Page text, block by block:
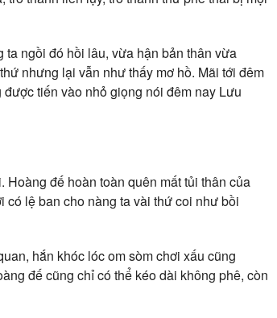
ngồi đó hồi lâu, vừa hận bản thân vừa
nhưng lại vẫn như thấy mơ hồ. Mãi tới đêm
tiến vào nhỏ giọng nói đêm nay Lưu
đế hoàn toàn quên mất tủi thân của
lệ ban cho nàng ta vài thứ coi như bồi
hắn khóc lóc om sòm chơi xấu cũng
đế cũng chỉ có thể kéo dài không phê, còn